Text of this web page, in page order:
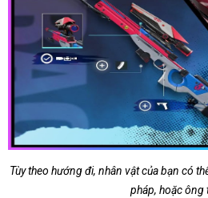
Tùy theo hướng đi, nhân vật của bạn có
pháp, hoặc ông